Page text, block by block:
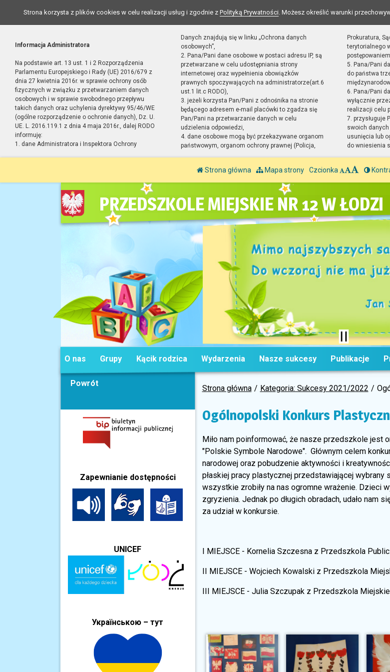
Strona korzysta z plików cookies w celu realizacji usług i zgodnie z Polityką Prywatności. Możesz określić warunki
Informacja Administratora
Na podstawie art. 13 ust. 1 i 2 Rozporządzenia
Parlamentu Europejskiego i Rady (UE) 2016/679 z
dnia 27 kwietnia 2016r. w sprawie ochrony osób
fizycznych w związku z przetwarzaniem danych
osobowych i w sprawie swobodnego przepływu
takich danych oraz uchylenia dyrektywy 95/46/WE
(ogólne rozporządzenie o ochronie danych), Dz. U.
UE. L. 2016.119.1 z dnia 4 maja 2016r., dalej RODO
informuję:
1. dane Administratora i Inspektora Ochrony
Danych znajdują się w linku „Ochrona danych
osobowych”,
2. Pana/Pani dane osobowe w postaci adresu IP, są
przetwarzane w celu udostępniania strony
internetowej oraz wypełnienia obowiązków
prawnych spoczywających na administratorze(art.6
ust.1 lit.c RODO),
3. jeżeli korzysta Pan/Pani z odnośnika na stronie
będącego adresem e-mail placówki to zgadza się
Pan/Pani na przetwarzanie danych w celu
udzielenia odpowiedzi,
4. dane osobowe mogą być przekazywane organom
państwowym, organom ochrony prawnej (Policja,
Prokuratura,
terytorialnego
5. Pana/Pani
do państwa
6. Pana/Pani
wyłącznie
realizacji celu
7. przysługuje
swoich
usunięcia lub
do wniesienia
Strona główna Mapa strony Czcionka
PRZEDSZKOLE MIEJSKIE NR 12 W ŁODZI
O nas Grupy Kącik rodzica Wydarzenia Nasze sukcesy Publikacje
Strona główna Kategoria: Sukcesy 2021/2022
Ogólnopolski Konkurs
Miło nam poinformować, że nasze przedszkole jest
"Polskie Symbole Narodowe". Głównym celem
narodowej oraz pobudzenie aktywności i
płaskiej pracy plastycznej przedstawiającej wybrany
wszystkie zrobiły na nas ogromne wrażenie. Dzieci
zgryzienia. Jednak po długich obradach, udało
za udział w konkursie.
I MIEJSCE - Kornelia Szczesna z Przedszkola
II MIEJSCE - Wojciech Kowalski z Przedszkola
III MIEJSCE - Julia Szczupak z Przedszkola
Powrót
Zapewnianie dostępności
UNICEF
Українською – тут